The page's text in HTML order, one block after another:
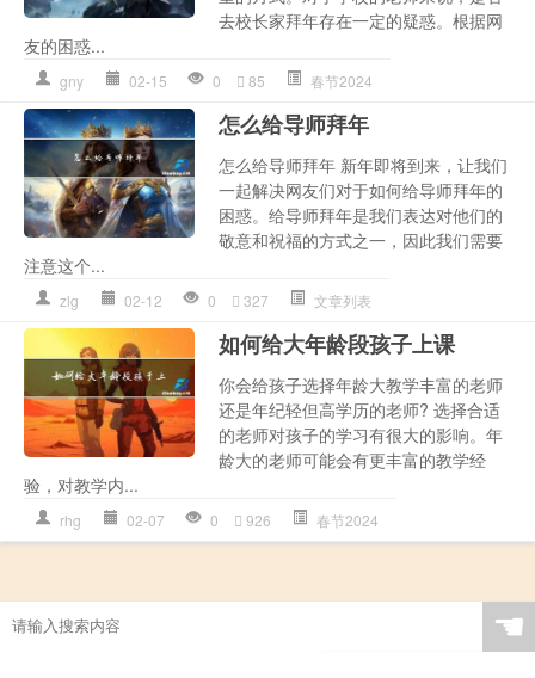
去校长家拜年存在一定的疑惑。根据网
友的困惑...
gny 02-15 0 85 春节2024
怎么给导师拜年
怎么给导师拜年 新年即将到来，让我们
一起解决网友们对于如何给导师拜年的
困惑。给导师拜年是我们表达对他们的
敬意和祝福的方式之一，因此我们需要
注意这个...
zlg 02-12 0 327 文章列表
如何给大年龄段孩子上课
你会给孩子选择年龄大教学丰富的老师
还是年纪轻但高学历的老师? 选择合适
的老师对孩子的学习有很大的影响。年
龄大的老师可能会有更丰富的教学经
验，对教学内...
rhg 02-07 0 926 春节2024
☚